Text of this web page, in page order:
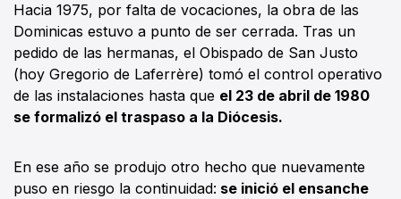
Hacia 1975, por falta de vocaciones, la obra de las
Dominicas estuvo a punto de ser cerrada. Tras un
pedido de las hermanas, el Obispado de San Justo
(hoy Gregorio de Laferrère) tomó el control operativo
de las instalaciones hasta que el 23 de abril de 1980
se formalizó el traspaso a la Diócesis.
En ese año se produjo otro hecho que nuevamente
puso en riesgo la continuidad: se inició el ensanche